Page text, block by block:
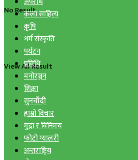
No Result
View All Result
कला साहित्य
कृषि
धर्म संस्कृति
पर्यटन
प्रविधि
मनोरञ्जन
शिक्षा
सुनचाँदी
हाम्रो विचार
मुद्रा र विनिमय
फोटो ग्यालरी
अन्तराष्ट्रिय